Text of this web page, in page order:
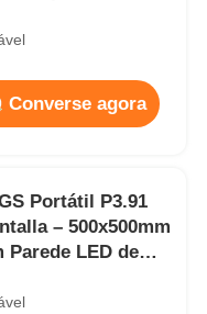
Converse agora
Portátil P3.91
– 500x500mm
Parede LED de
de Turnê e